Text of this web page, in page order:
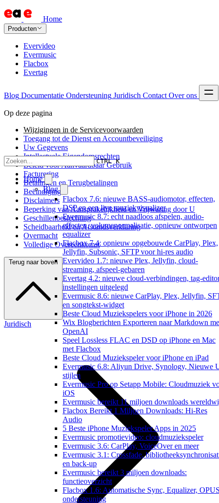
Home
Producten
Evervideo
Evermusic
Flacbox
Evertag
Blog Documentatie Ondersteuning Juridisch Contact Over ons
CTRL K
Home
Blog
Flacbox 7.6: nieuwe BASS-audiomotor, effecten,
DSP en een live muziekvisualizer
Evermusic 8.7: echt naadloos afspelen, audio-
effecten, volumenormalisatie, opnieuw ontworpen
equalizer
Flacbox 7.4: opnieuw opgebouwde CarPlay, Plex,
Jellyfin, Subsonic, SFTP voor hi-res audio
Evervideo 1.7: nieuwe Plex, Jellyfin, cloud-
streaming, afspeel-gebaren
Evertag 4.2: nieuwe cloud-verbindingen, tag-
instellingen uitgelegd
Evermusic 8.6: nieuwe CarPlay, Plex, Jellyfin,
en songtekst-widget
Beste Cloud Muziekspelers voor iPhone in 2026
Wix Blogberichten Exporteren naar Markdown
OpenAI
Speel Lossless FLAC en DSD op iPhone en Mac
met Flacbox
Beste Cloud Muziekspeler voor iPhone en iPad
Evermusic 6.8: Aliyun Drive, Synology, Nieuwe
stijlen
Evermusic Pro op Setapp Mobile: Cloudmuziek
iOS
Evermusic bereikt 11 miljoen downloads
Flacbox Bereikt 1 Miljoen Downloads: Hi-Res
Audio
5 Beste iPhone Muziekspeler Apps in 2025
Evermusic promotievideo: cloudmuziekspeler
Evermusic 3.6: CarPlay, VoiceOver en meer
Evermusic 3.1: Crossfade,
en back-up
Evermusic bereikt 3 miljoen downloads:
functieoverzicht
Flacbox 1.6: Automatische Sync, Equalizer,
ondersteuning
Op deze pagina
Wijzigingen in de Servicevoorwaarden
Toegang tot de Dienst en Accountbeveiliging
Uw Gegevens
Intellectuele Eigendomsrechten
Beleid voor Aanvaardbaar Gebruik
Facturering
Betalingen en Terugbetalingen
Beëindiging
Disclaimers
Beperking van Aansprakelijkheid en Vrijwaring door U
Geschillenbeslechting
Scheidbaarheid en Afstandsverklaring
Overmacht
Volledige Overeenkomst
Terug naar boven
Juridisch